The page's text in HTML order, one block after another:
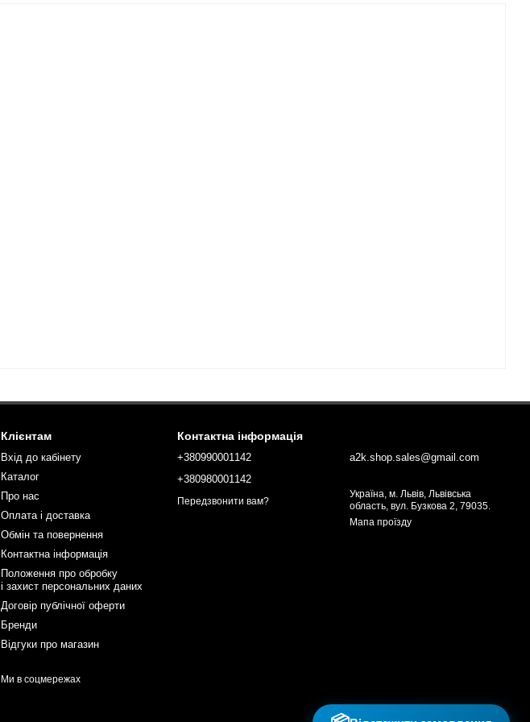
Клієнтам
Вхід до кабінету
Каталог
Про нас
Оплата і доставка
Обмін та повернення
Контактна інформація
Положення про обробку
і захист персональних даних
Договір публічної оферти
Бренди
Відгуки про магазин
Ми в соцмережах
Контактна інформація
+380990001142
+380980001142
Передзвонити вам?
a2k.shop.sales@gmail.com
Україна, м. Львів, Львівська
область, вул. Бузкова 2, 79035.
Мапа проїзду